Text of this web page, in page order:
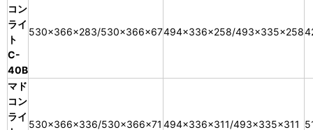
コン
ライ
ト
C-
40B
530×366×283/530×366×67494×336×258/493×335×258
マド
コン
ライ
530×366×336/530×366×71 494×336×311/493×335×311